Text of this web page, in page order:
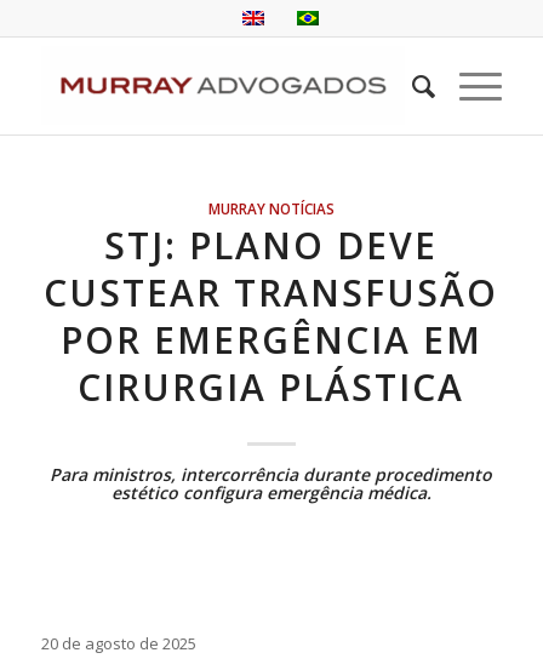
MURRAY NOTÍCIAS
STJ: PLANO DEVE
CUSTEAR TRANSFUSÃO
POR EMERGÊNCIA EM
CIRURGIA PLÁSTICA
Para ministros, intercorrência durante procedimento
estético configura emergência médica.
20 de agosto de 2025